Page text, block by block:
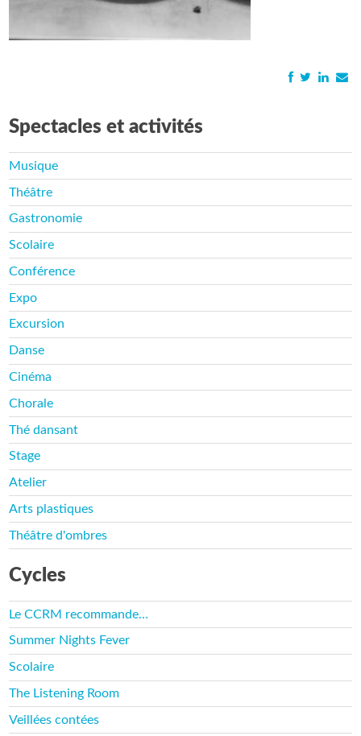
Spectacles et activités
Musique
Théâtre
Gastronomie
Scolaire
Conférence
Expo
Excursion
Danse
Cinéma
Chorale
Thé dansant
Stage
Atelier
Arts plastiques
Théâtre d'ombres
Cycles
Le CCRM recommande…
Summer Nights Fever
Scolaire
The Listening Room
Veillées contées